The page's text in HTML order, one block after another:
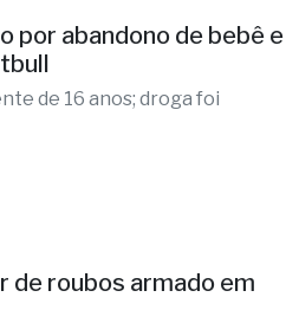
por abandono de bebê e
de 16 anos; droga foi
de roubos armado em